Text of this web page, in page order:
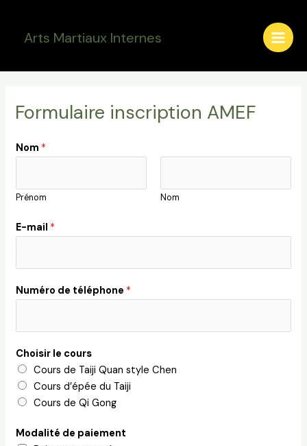
contenuArts Martiaux Internes
Formulaire inscription AMEF
Nom *
Prénom Nom
E-mail *
Numéro de téléphone *
Choisir le cours
Cours de Taiji Quan style Chen
Cours d’épée du Taiji
Cours de Qi Gong
Modalité de paiement